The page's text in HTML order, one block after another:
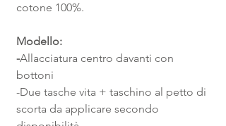
cotone 100%.
Modello:
-Allacciatura centro davanti con
bottoni
-Due tasche vita + taschino al petto di
scorta da applicare secondo